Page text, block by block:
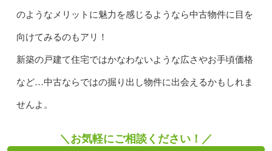
のようなメリットに魅力を感じるようなら中古物件に目を
向けてみるのもアリ！
新築の戸建て住宅ではかなわないような広さやお手頃価格
など…中古ならではの掘り出し物件に出会えるかもしれま
せんよ。
＼お気軽にご相談ください！／